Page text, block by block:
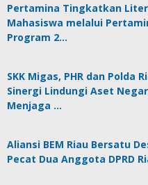
Pertamina Tingkatkan
Mahasiswa melalui
Program 2…
SKK Migas, PHR dan Polda
Sinergi Lindungi Aset
Menjaga …
Aliansi BEM Riau Bersatu
Pecat Dua Anggota DPRD